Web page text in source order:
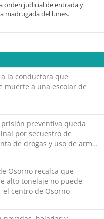
orden judicial de entrada y
madrugada del lunes.
la conductora que
muerte a una escolar de
prisión preventiva queda
por secuestro de
de drogas y uso de armas
Osorno recalca que
alto tonelaje no puede
el centro de Osorno